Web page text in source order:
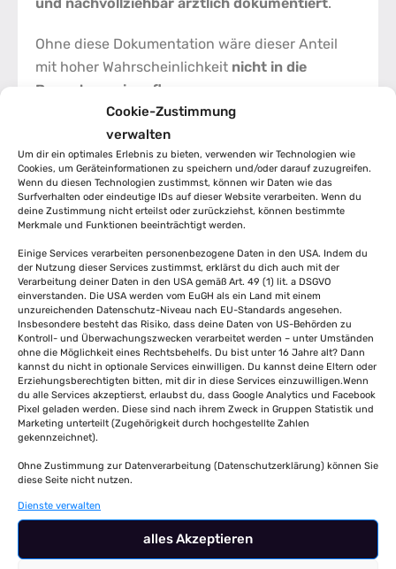
Cookie-Zustimmung
verwalten
Um dir ein optimales Erlebnis zu bieten, verwenden wir Technologien wie
Cookies, um Geräteinformationen zu speichern und/oder darauf zuzugreifen.
Wenn du diesen Technologien zustimmst, können wir Daten wie das
Surfverhalten oder eindeutige IDs auf dieser Website verarbeiten. Wenn du
deine Zustimmung nicht erteilst oder zurückziehst, können bestimmte
Merkmale und Funktionen beeinträchtigt werden.
Einige Services verarbeiten personenbezogene Daten in den USA. Indem du
der Nutzung dieser Services zustimmst, erklärst du dich auch mit der
Verarbeitung deiner Daten in den USA gemäß Art. 49 (1) lit. a DSGVO
einverstanden. Die USA werden vom EuGH als ein Land mit einem
unzureichenden Datenschutz-Niveau nach EU-Standards angesehen.
Insbesondere besteht das Risiko, dass deine Daten von US-Behörden zu
Kontroll- und Überwachungszwecken verarbeitet werden – unter Umständen
ohne die Möglichkeit eines Rechtsbehelfs. Du bist unter 16 Jahre alt? Dann
kannst du nicht in optionale Services einwilligen. Du kannst deine Eltern oder
Erziehungsberechtigten bitten, mit dir in diese Services einzuwilligen.Wenn
du alle Services akzeptierst, erlaubst du, dass Google Analytics und Facebook
Pixel geladen werden. Diese sind nach ihrem Zweck in Gruppen Statistik und
Marketing unterteilt (Zugehörigkeit durch hochgestellte Zahlen
gekennzeichnet).
Ohne Zustimmung zur Datenverarbeitung (Datenschutzerklärung) können Sie
diese Seite nicht nutzen.
Dienste verwalten
alles Akzeptieren
Ohne diese Dokumentation wäre dieser Anteil
mit hoher Wahrscheinlichkeit nicht in die
Bewertung eingeflossen
⏱️ Fristen – der häufigste
Fehler
Ein weiterer kritischer Punkt:Zeit.
Viele Versicherte wissen nicht:
Die Invalidität mussfristgerecht geltend
gemacht werden
Ärztliche Nachweise müssen rechtzeitig
vorliegen
Versäumte Fristen können den Anspruch
komplett zunichtemachen
Im vorliegenden Fall wurde alles sauber
eingehalten – und genau das hat den Anspruch